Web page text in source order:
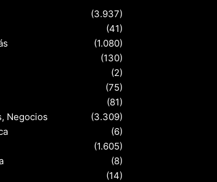
(3.937)
(41)
(1.080)
(130)
(2)
(75)
(81)
Negocios
(3.309)
(6)
(1.605)
(8)
(14)